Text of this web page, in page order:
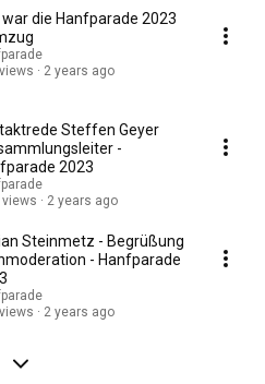
war die Hanfparade 2023
2 years ago
Steffen Geyer
-
2023
views
2 years ago
Steinmetz - Begrüßung
- Hanfparade
2 years ago